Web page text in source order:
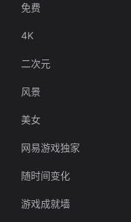
免费
4K
二次元
风景
美女
网易游戏独家
随时间变化
游戏成就墙